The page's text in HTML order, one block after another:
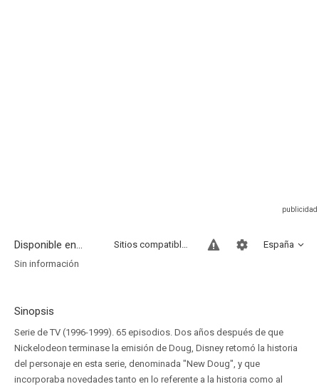
Disponible en... España
Sitios compatibles
Sin información
Sinopsis
Serie de TV (1996-1999). 65 episodios. Dos años después de que
Nickelodeon terminase la emisión de Doug, Disney retomó la historia
del personaje en esta serie, denominada "New Doug", y que
incorporaba novedades tanto en lo referente a la historia como al